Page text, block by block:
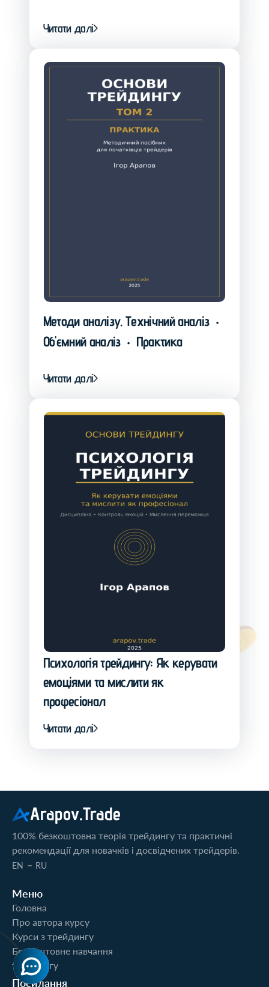
Читати далі
Методи аналізу. Технічний аналіз •
Об'ємний аналіз • Практика
Читати далі
Психологія трейдингу: Як керувати
емоціями та мислити як
професіонал
Читати далі
Arapov.Trade
100% безкоштовна теорія трейдингу та практичні
рекомендації для новачків і досвідчених трейдерів.
EN - RU
Меню
Головна
Про автора курсу
Курси з трейдингу
Безкоштовне навчання
трейдингу
Посилання